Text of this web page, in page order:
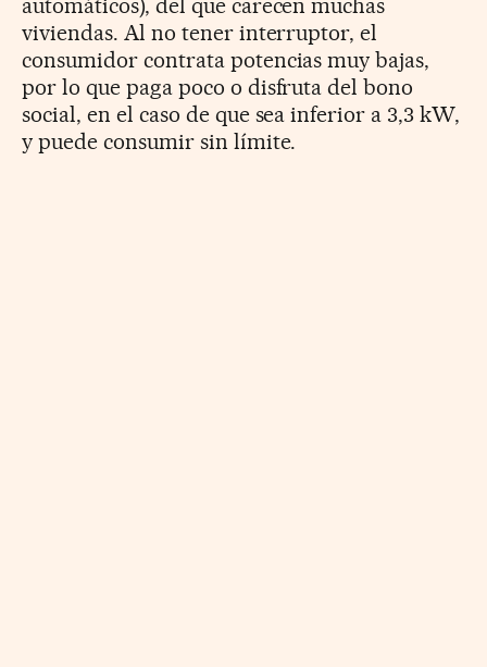
automáticos), del que carecen muchas
viviendas. Al no tener interruptor, el
consumidor contrata potencias muy bajas,
por lo que paga poco o disfruta del bono
social, en el caso de que sea inferior a 3,3 kW,
y puede consumir sin límite.